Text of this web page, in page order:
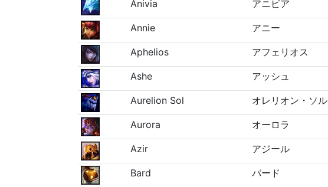
Anivia アニビア
Annie アニー
Aphelios アフェリオス
Ashe アッシュ
Aurelion Sol オレリオン・ソル
Aurora オーロラ
Azir アジール
Bard バード